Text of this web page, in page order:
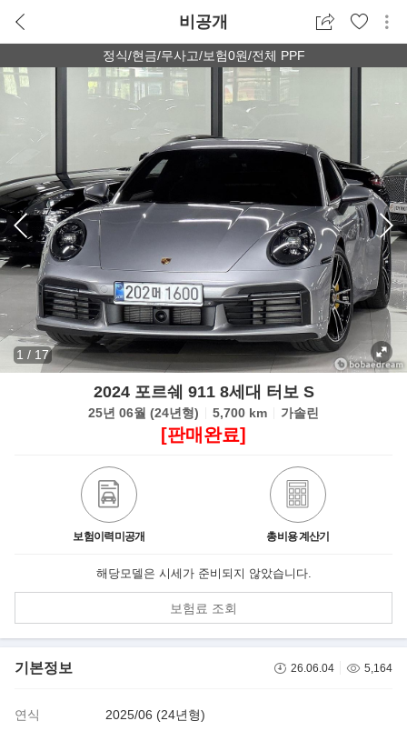
비공개
정식/현금/무사고/보험0원/전체 PPF
1 / 17
2024 포르쉐 911 8세대 터보 S
25년 06월 (24년형) 5,700 km 가솔린
[판매완료]
보험이력미공개 총비용 계산기
해당모델은 시세가 준비되지 않았습니다.
보험료 조회
기본정보 26.06.04 5,164
연식
2025/06 (24년형)